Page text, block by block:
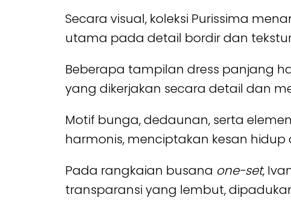
Secara visual, koleksi Purissima
utama pada detail bordir dan
Beberapa tampilan dress panjang
yang dikerjakan secara detail dan
Motif bunga, dedaunan, serta
harmonis, menciptakan kesan hidup
Pada rangkaian busana one-set,
transparansi yang lembut,